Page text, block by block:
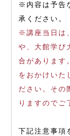
※内容は予告
承ください。
※講座当日は
や、大館学び
合があります
をおかけいた
ださい。その
りますのでご
下記注意事項